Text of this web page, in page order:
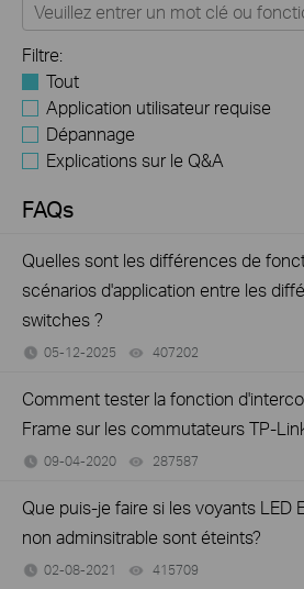
Filtre:
Tout
Application utilisateur requise
Dépannage
Explications sur le Q&A
FAQs
Quelles sont les différences de
scénarios d'application entre les
switches ?
05-12-2025 407202
Comment tester la fonction
Frame sur les commutateurs TP-
09-04-2020 287587
Que puis-je faire si les voyants LED
non adminsitrable sont éteints?
02-08-2021 415709